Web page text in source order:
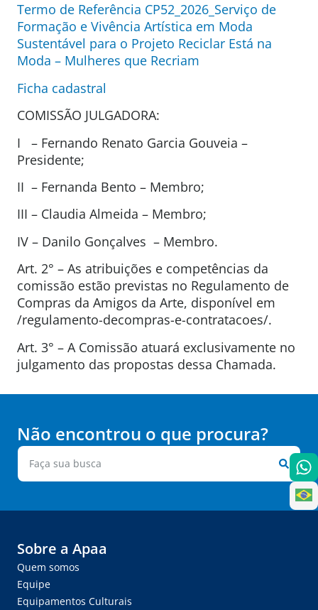
Termo de Referência CP52_2026_Serviço de
Formação e Vivência Artística em Moda
Sustentável para o Projeto Reciclar Está na
Moda – Mulheres que Recriam
Ficha cadastral
COMISSÃO JULGADORA:
I – Fernando Renato Garcia Gouveia –
Presidente;
II – Fernanda Bento – Membro;
III – Claudia Almeida – Membro;
IV – Danilo Gonçalves – Membro.
Art. 2° – As atribuições e competências da
comissão estão previstas no Regulamento de
Compras da Amigos da Arte, disponível em
/regulamento-decompras-e-contratacoes/.
Art. 3° – A Comissão atuará exclusivamente no
julgamento das propostas dessa Chamada.
Não encontrou o que procura?
Sobre a Apaa
Quem somos
Equipe
Equipamentos Culturais